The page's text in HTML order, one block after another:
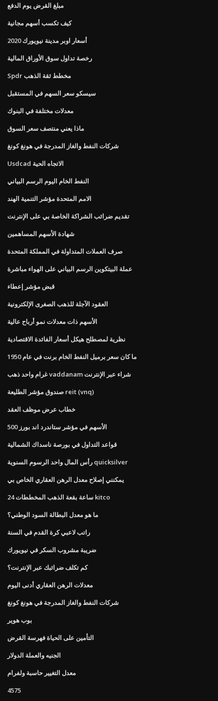
مبلغ القرض يوم الدفع
كيف تكسب أسهم مجانية
أسعار اوبر مدينة نيويورك 2020
رخصة تداول سوق الأوراق المالية
Spdr مخطط ثقة الذهب
سيسكو سعر السهم في المستقبل
معدلات مختلفة في البنوك
ماذا يعني منتصف سعر السوق
شركات النفط والغاز المدرجة في هونغ كونغ
Usdcad الاتجاه الحية
النفط الخام اليوم الرسم البياني
الامم المتحدة مؤشر التنمية الهند
تقديم ضرائب الشراكة الخاصة بي على الإنترنت
شهادة الأسهم المساهمين
صرف العملات المتداولة في المملكة المتحدة
عملة البيتكوين الرسم البياني على الهواء مباشرة
قبض مؤشر إعطاء
العقود الآجلة للذهب الصغرى الإلكترونية
الأسهم ذات معدلات نمو أرباح عالية
نظرية لمصطلح هيكل أسعار الفائدة الاقتصادية
ما كان سعر برميل النفط الخام برنت في عام 1950
غرام واحد ذهب vaddanam شراء عبر الإنترنت
صندوق مؤشر الطليعة reit (vnq)
خطاب عرض موظف العقد
الأسهم في مؤشر ستاندرد اند بورز 500
قواعد التداول في بورصة ناسداك الشمالية
رأس المال واحد الرسوم السنوية quicksilver
يمكنني إصلاح معدل الرهن العقاري الخاص بي
24 ساعة بقعة الذهب المخططات kitco
ما هو معدل البطالة السود الوطني؟
راتب لاعبي كرة القدم في السنة
ضريبة مشروب السكر في نيويورك
كم تكلف ضرائبك عبر الإنترنت؟
معدلات الرهن العقاري أدنى اليوم
شركات النفط والغاز المدرجة في هونغ كونغ
بوب هوير
التأمين على الحياة فهرسة القرض
الجنيه والعملة الدولار
معدل التغيير حاسبة ولفرام
4575